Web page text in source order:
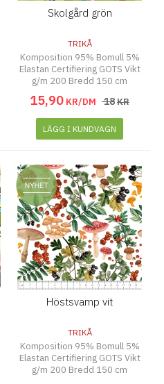
Skolgård grön
TRIKÅ
Komposition 95% Bomull 5%
Elastan Certifiering GOTS Vikt
g/m 200 Bredd 150 cm
15,90 KR/DM 18KR
LÄGG I KUNDVAGN
Höstsvamp vit
TRIKÅ
Komposition 95% Bomull 5%
Elastan Certifiering GOTS Vikt
g/m 200 Bredd 150 cm